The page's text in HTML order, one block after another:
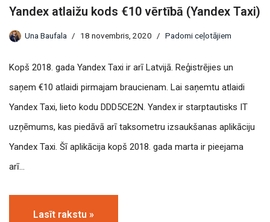
Yandex atlaižu kods €10 vērtībā (Yandex Taxi)
Una Baufala 18 novembris, 2020 Padomi ceļotājiem
Kopš 2018. gada Yandex Taxi ir arī Latvijā. Reģistrējies un
saņem €10 atlaidi pirmajam braucienam. Lai saņemtu atlaidi
Yandex Taxi, lieto kodu DDD5CE2N. Yandex ir starptautisks IT
uzņēmums, kas piedāvā arī taksometru izsaukšanas aplikāciju
Yandex Taxi. Šī aplikācija kopš 2018. gada marta ir pieejama
arī…
Lasīt rakstu »